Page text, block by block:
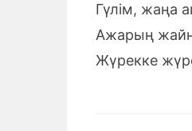
Гүлім, жаңа
Ажарың
Жүрекке